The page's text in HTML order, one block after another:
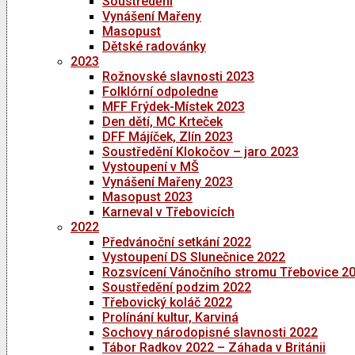
Vynášení Mařeny
Masopust
Dětské radovánky
2023
Rožnovské slavnosti 2023
Folklórní odpoledne
MFF Frýdek-Místek 2023
Den dětí, MC Krteček
DFF Májíček, Zlín 2023
Soustředění Klokočov – jaro 2023
Vystoupení v MŠ
Vynášení Mařeny 2023
Masopust 2023
Karneval v Třebovicích
2022
Předvánoční setkání 2022
Vystoupení DS Slunečnice 2022
Rozsvícení Vánočního stromu Třebovice
Soustředění podzim 2022
Třebovický koláč 2022
Prolínání kultur, Karviná
Sochovy národopisné slavnosti 2022
Tábor Radkov 2022 – Záhada v Británii